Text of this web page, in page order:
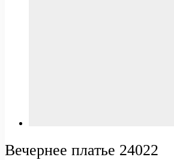
Вечернее платье 24022